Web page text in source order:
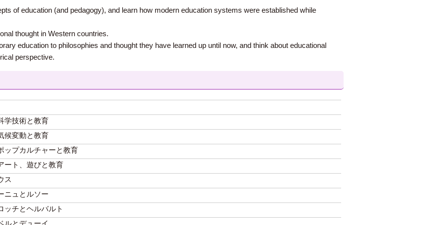
of education (and pedagogy), and learn how modern education systems were established while
thought in Western countries.
education to philosophies and thought they have learned up until now, and think about educational
perspective.
学技術と教育
候変動と教育
ップカルチャーと教育
ート、遊びと教育
ス
ニュとルソー
ッチとヘルバルト
ルとデューイ